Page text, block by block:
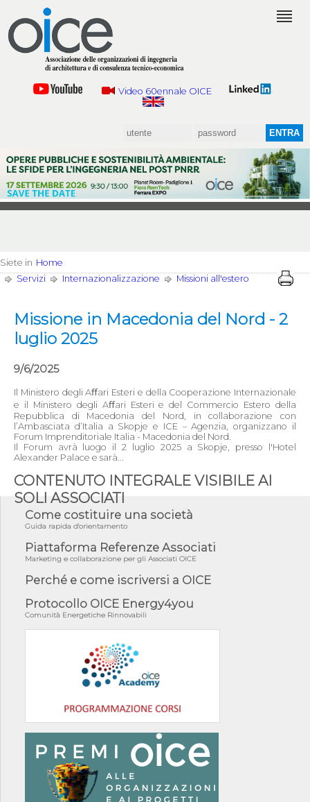
Video 60ennale OICE
Siete in Home
Servizi
Internazionalizzazione Missioni all'estero
Missione in Macedonia del Nord - 2
luglio 2025
9/6/2025
Il Ministero degli Aﬀari Esteri e della Cooperazione Internazionale
e il Ministero degli Aﬀari Esteri e del Commercio Estero della
Repubblica di Macedonia del Nord, in collaborazione con
l’Ambasciata d’Italia a Skopje e ICE – Agenzia, organizzano il
Forum Imprenditoriale Italia - Macedonia del Nord.
Il Forum avrà luogo il 2 luglio 2025 a Skopje, presso l'Hotel
Alexander Palace e sarà...
CONTENUTO INTEGRALE VISIBILE AI
SOLI ASSOCIATI
Come costituire una società
Guida rapida d'orientamento
Piattaforma Referenze Associati
Marketing e collaborazione per gli Associati OICE
Perché e come iscriversi a OICE
Protocollo OICE Energy4you
Comunità Energetiche Rinnovabili